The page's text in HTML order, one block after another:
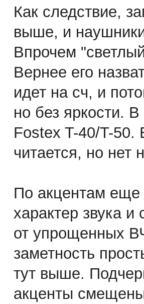
Как следствие,
выше, и
Впрочем
Вернее его
идет на сч, и
но без яркости.
Fostex T-40/T-50.
читается, но нет
По акцентам
характер звука
от упрощенных
заметность
тут выше.
акценты